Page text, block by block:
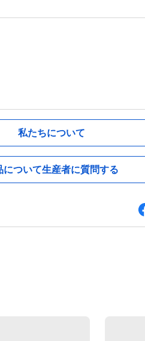
私たちについて
について生産者に質問する